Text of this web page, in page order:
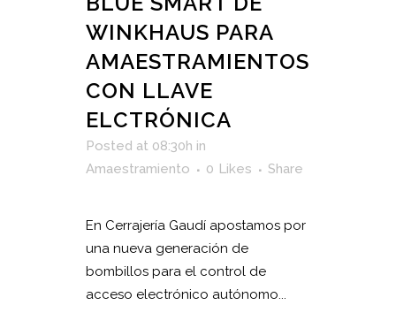
WINKHAUS PARA
AMAESTRAMIENTOS
CON LLAVE
ELCTRÓNICA
Posted at 08:30h in
Amaestramiento
0 Likes Share
En Cerrajería Gaudí apostamos por
una nueva generación de
bombillos para el control de
acceso electrónico autónomo...